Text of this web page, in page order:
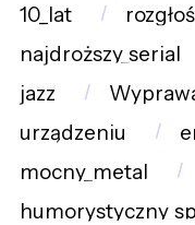
10_lat
najdroższy_serial
jazz
urządzeniu
mocny_metal